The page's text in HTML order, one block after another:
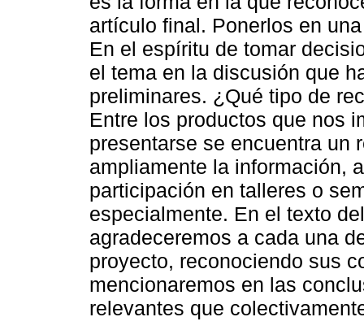
artículo final. Ponerlos en
En el espíritu de tomar
el tema en la discusión que
preliminares. ¿Qué tipo de
Entre los productos que nos
presentarse se encuentra un
ampliamente la información,
participación en talleres o
especialmente. En el texto
agradeceremos a cada una
proyecto, reconociendo sus
mencionaremos en las
relevantes que